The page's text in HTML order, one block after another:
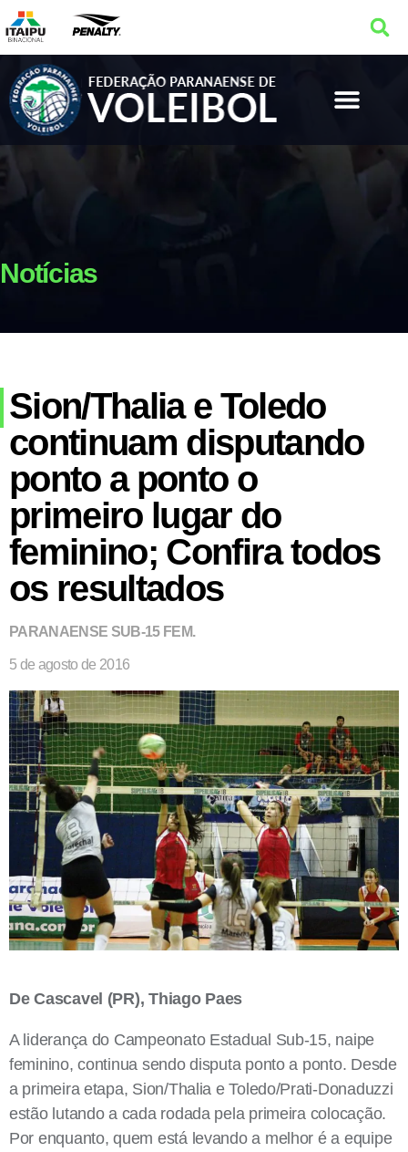
Notícias
Sion/Thalia e Toledo
continuam disputando
ponto a ponto o
primeiro lugar do
feminino; Confira todos
os resultados
PARANAENSE SUB-15 FEM.
5 de agosto de 2016
De Cascavel (PR), Thiago Paes
A liderança do Campeonato Estadual Sub-15, naipe
feminino, continua sendo disputa ponto a ponto. Desde
a primeira etapa, Sion/Thalia e Toledo/Prati-Donaduzzi
estão lutando a cada rodada pela primeira colocação.
Por enquanto, quem está levando a melhor é a equipe